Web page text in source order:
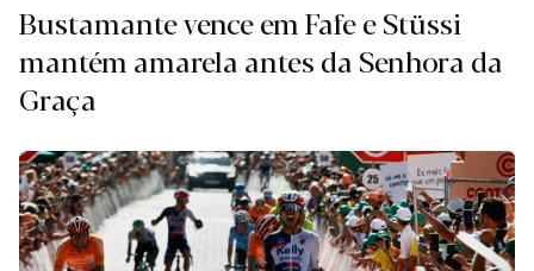
Bustamante vence em Fafe e Stüssi
mantém amarela antes da Senhora da
Graça